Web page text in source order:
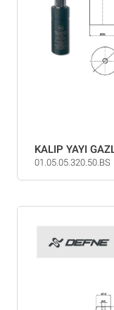
KALIP YAYI
01.05.05.320.50.BS